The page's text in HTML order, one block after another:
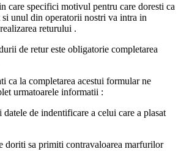
care specifici motivul pentru care doresti ca
si unul din operatorii nostri va intra in
returului .
de retur este obligatorie completarea
ca la completarea acestui formular ne
urmatoarele informatii :
de indentificare a celui care a plasat
sa primiti contravaloarea marfurilor